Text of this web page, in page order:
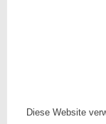
Diese Website